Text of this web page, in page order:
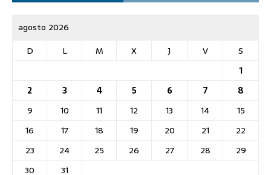
agosto 2026
D
L M X J V
S
1
2
3 4 5 6 7
8
9
10 11 12 13 14
15
16
17 18 19 20 21
22
23
24 25 26 27 28
29
30
31